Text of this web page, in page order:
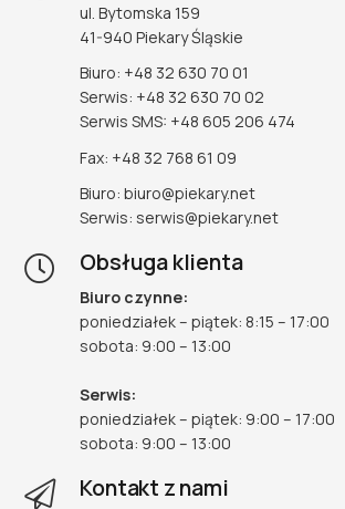
ul. Bytomska 159
41-940 Piekary Śląskie
Biuro: +48 32 630 70 01
Serwis: +48 32 630 70 02
Serwis SMS: +48 605 206 474
Fax: +48 32 768 61 09
Biuro: biuro@piekary.net
Serwis: serwis@piekary.net
Obsługa klienta
Biuro czynne:
poniedziałek – piątek: 8:15 – 17:00
sobota: 9:00 – 13:00
Serwis:
poniedziałek – piątek: 9:00 – 17:00
sobota: 9:00 – 13:00
Kontakt z nami